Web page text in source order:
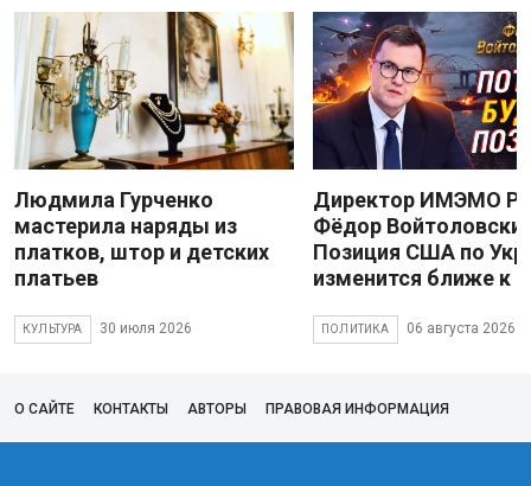
Людмила Гурченко
мастерила наряды из
платков, штор и детских
платьев
КУЛЬТУРА 30 июля 2026
Директор ИМЭМО
Фёдор
Позиция США по
изменится ближе к
ПОЛИТИКА 06 августа 2026
О САЙТЕ КОНТАКТЫ АВТОРЫ ПРАВОВАЯ ИНФОРМАЦИЯ